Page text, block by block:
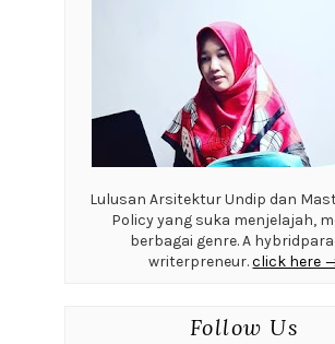
Lulusan Arsitektur Undip dan
Policy yang suka menjelajah,
berbagai genre. A
writerpreneur.click here
Follow Us